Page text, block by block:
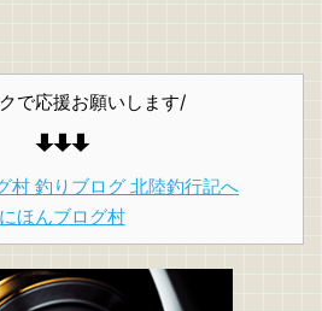
で応援お願いします/
にほんブログ村